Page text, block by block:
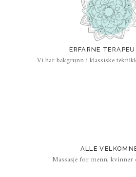
ERFARNE
Vi har bakgrunn i klassiske
ALLE
Massasje for menn, kvinner